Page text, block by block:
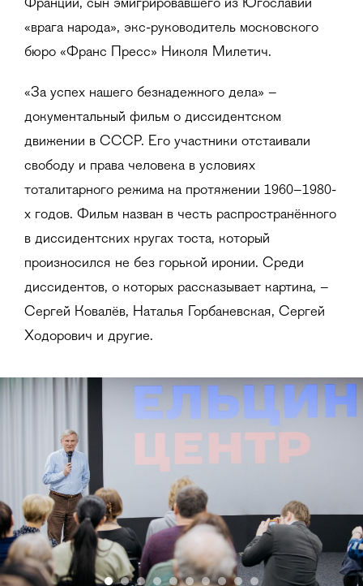
Франции, сын эмигрировавшего из Югославии
«врага народа», экс-руководитель московского
бюро «Франс Пресс» Николя Милетич.
«За успех нашего безнадежного дела» –
документальный фильм о диссидентском
движении в СССР. Его участники отстаивали
свободу и права человека в условиях
тоталитарного режима на протяжении 1960–1980-
х годов. Фильм назван в честь распространённого
в диссидентских кругах тоста, который
произносился не без горькой иронии. Среди
диссидентов, о которых рассказывает картина, –
Сергей Ковалёв, Наталья Горбаневская, Сергей
Ходорович и другие.